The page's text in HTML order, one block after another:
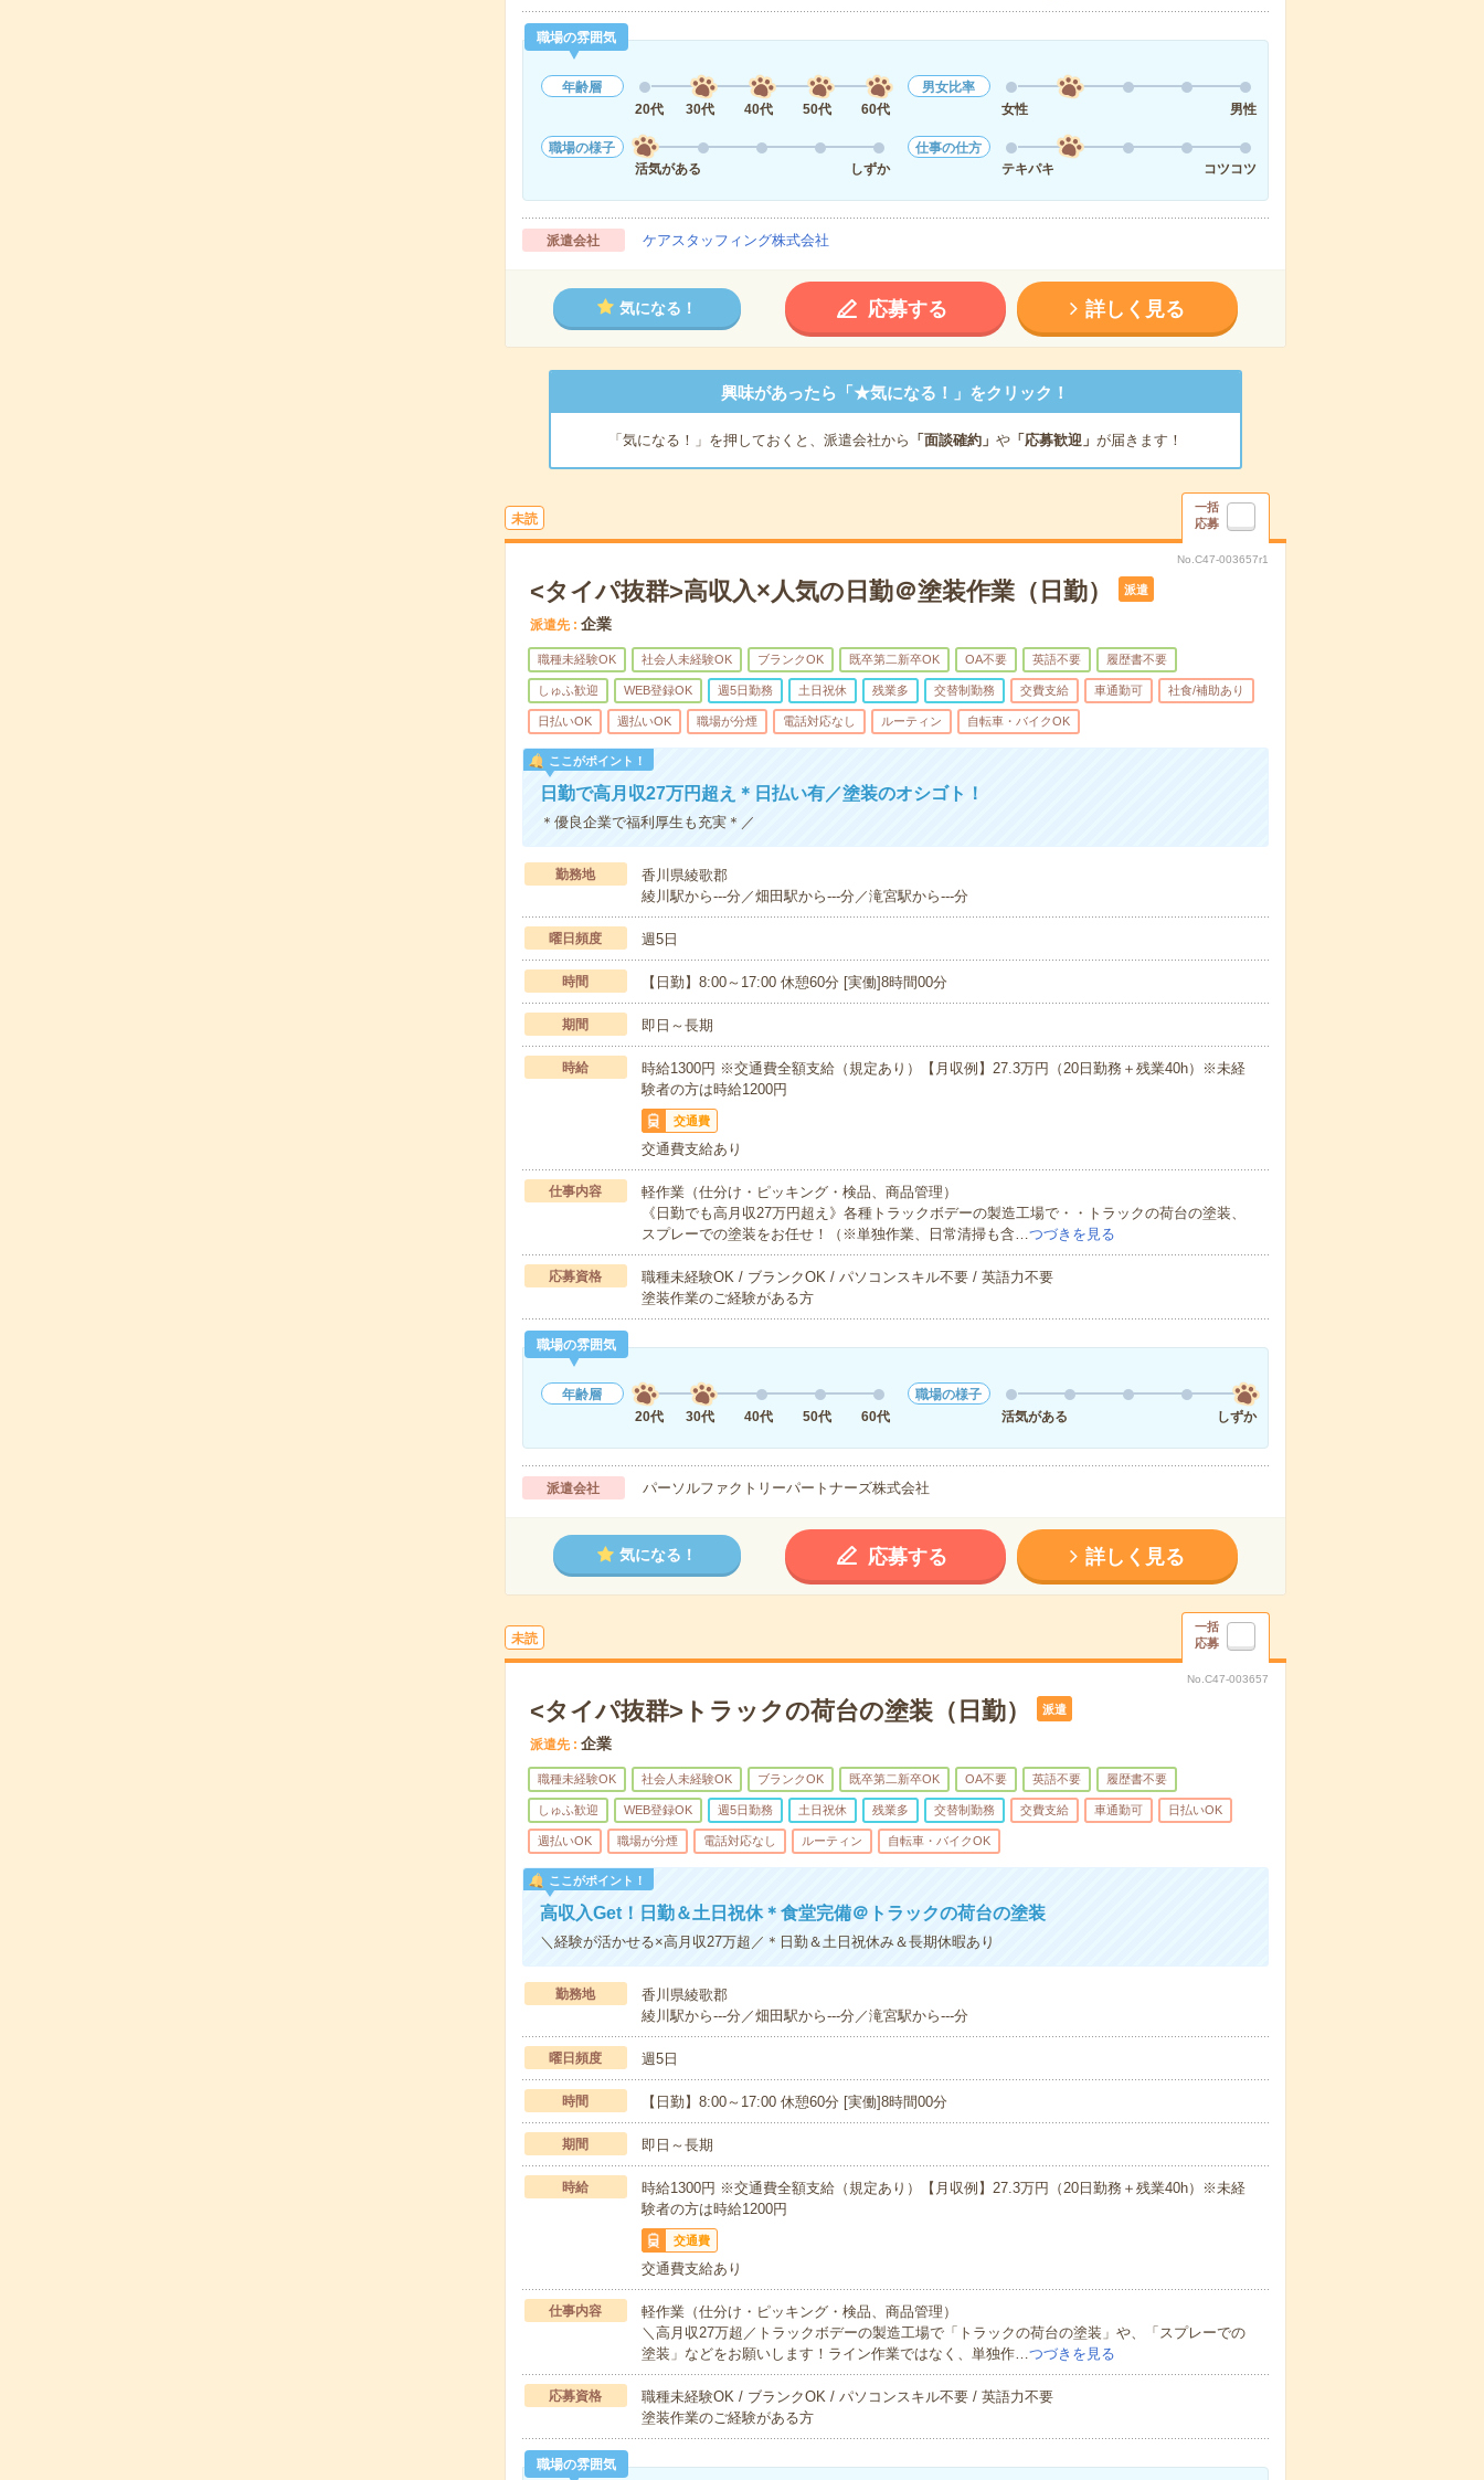
職場の雰囲気
年齢層
20代
30代 40代 50代 60代
男女比率
女性
男性
職場の様子
活気がある
しずか
仕事の仕方
テキパキ
コツコツ
派遣会社 ケアスタッフィング株式会社
気になる！ 応募する 詳しく見る
興味があったら「★気になる！」をクリック！
「気になる！」を押しておくと、派遣会社から 「面談確約」 や「応募歓迎」 が届きます！
未読
一括
応募
No.C47-003657r1
<タイパ抜群>高収入×人気の日勤＠塗装作業（日勤） 派遣
派遣先 企業
職種未経験OK 社会人未経験OK ブランクOK 既卒第二新卒OK OA不要 英語不要 履歴書不要
しゅふ歓迎 WEB登録OK 週5日勤務 土日祝休 残業多 交替制勤務 交費支給 車通勤可 社食/補助あり
日払いOK 週払いOK 職場が分煙 電話対応なし ルーティン 自転車・バイクOK
ここがポイント！
日勤で高月収27万円超え＊日払い有／塗装のオシゴト！
＊優良企業で福利厚生も充実＊／
勤務地
香川県綾歌郡
綾川駅から---分／畑田駅から---分／滝宮駅から---分
曜日頻度 週5日
時間 【日勤】8:00～17:00 休憩60分 [実働]8時間00分
期間 即日～長期
時給
時給1300円 ※交通費全額支給（規定あり）【月収例】27.3万円（20日勤務＋残業40h）※未経
験者の方は時給1200円
交通費
交通費支給あり
仕事内容
軽作業（仕分け・ピッキング・検品、商品管理）
《日勤でも高月収27万円超え》各種トラックボデーの製造工場で・・トラックの荷台の塗装、
スプレーでの塗装をお任せ！（※単独作業、日常清掃も含…つづきを見る
応募資格
職種未経験OK / ブランクOK / パソコンスキル不要 / 英語力不要
塗装作業のご経験がある方
職場の雰囲気
年齢層
20代
30代 40代 50代 60代
職場の様子
活気がある
しずか
派遣会社 パーソルファクトリーパートナーズ株式会社
気になる！ 応募する 詳しく見る
未読
一括
応募
No.C47-003657
<タイパ抜群>トラックの荷台の塗装（日勤） 派遣
派遣先 企業
職種未経験OK 社会人未経験OK ブランクOK 既卒第二新卒OK OA不要 英語不要 履歴書不要
しゅふ歓迎 WEB登録OK 週5日勤務 土日祝休 残業多 交替制勤務 交費支給 車通勤可 日払いOK
週払いOK 職場が分煙 電話対応なし ルーティン 自転車・バイクOK
ここがポイント！
高収入Get！日勤＆土日祝休＊食堂完備＠トラックの荷台の塗装
＼経験が活かせる×高月収27万超／＊日勤＆土日祝休み＆長期休暇あり
勤務地
香川県綾歌郡
綾川駅から---分／畑田駅から---分／滝宮駅から---分
曜日頻度 週5日
時間 【日勤】8:00～17:00 休憩60分 [実働]8時間00分
期間 即日～長期
時給
時給1300円 ※交通費全額支給（規定あり）【月収例】27.3万円（20日勤務＋残業40h）※未経
験者の方は時給1200円
交通費
交通費支給あり
仕事内容
軽作業（仕分け・ピッキング・検品、商品管理）
＼高月収27万超／トラックボデーの製造工場で「トラックの荷台の塗装」や、「スプレーでの
塗装」などをお願いします！ライン作業ではなく、単独作… つづきを見る
応募資格
職種未経験OK / ブランクOK / パソコンスキル不要 / 英語力不要
塗装作業のご経験がある方
職場の雰囲気